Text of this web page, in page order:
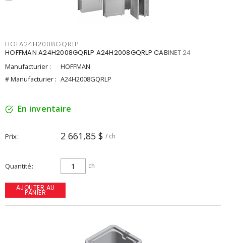
HOFA24H2008GQRLP
HOFFMAN A24H2008GQRLP A24H2008GQRLP CABINET 24
Manufacturier :
HOFFMAN
# Manufacturier : A24H2008GQRLP
En inventaire
Prix 2 661,85 $ / ch
Quantité ch
AJOUTER AU
PANIER